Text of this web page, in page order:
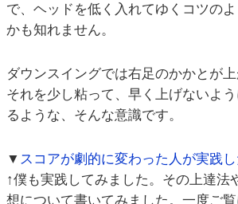
で、ヘッドを低く入れてゆくコツの
かも知れません。
ダウンスイングでは右足のかかとが上
それを少し粘って、早く上げないよ
るような、そんな意識です。
▼ スコアが劇的に変わった人が実践
↑僕も実践してみました。その上達法
想について書いてみました。一度ご